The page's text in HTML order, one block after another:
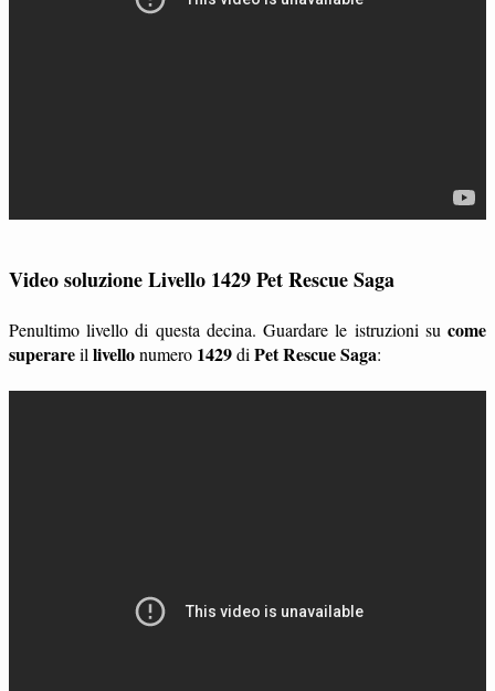
Video soluzione Livello 1429 Pet Rescue Saga
Penultimo livello di questa decina. Guardare le istruzioni su come
superareil livellonumero 1429di Pet Rescue Saga: